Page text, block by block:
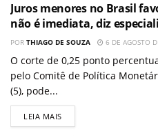
Juros menores no Brasil
não é imediata, diz
POR THIAGO DE SOUZA 6 DE AGOSTO
O corte de 0,25 ponto
pelo Comitê de Política
(5), pode...
LEIA MAIS